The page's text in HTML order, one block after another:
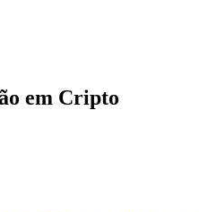
em Cripto